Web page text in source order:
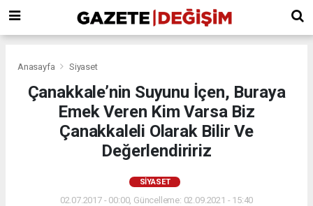
Anasayfa Siyaset
Çanakkale’nin Suyunu İçen, Buraya
Emek Veren Kim Varsa Biz
Çanakkaleli Olarak Bilir Ve
Değerlendiririz
SIYASET
02.07.2017 - 00:00, Güncelleme: 02.09.2021 - 15:40